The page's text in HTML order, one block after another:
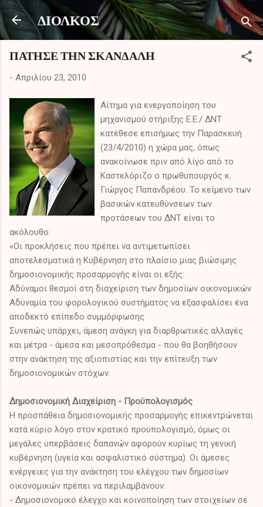
Μετάβαση στο κύριο περιεχόμενο
ΔΙΟΛΚΟΣ
ΠΑΤΗΣΕ ΤΗΝ ΣΚΑΝΔΑΛΗ
- Απριλίου 23, 2010
Αίτημα για ενεργοποίηση του
μηχανισμού στήριξης E.E./ ΔΝΤ
κατέθεσε επισήμως την Παρασκευή
(23/4/2010) η χώρα μας, όπως
ανακοίνωσε πριν από λίγο από το
Καστελόριζο ο πρωθυπουργός κ.
Γιώργος Παπανδρέου. Το κείμενο των
βασικών κατευθύνσεων των
προτάσεων του ΔΝΤ είναι το
ακόλουθο:
«Οι προκλήσεις που πρέπει να αντιμετωπίσει
αποτελεσματικά η Κυβέρνηση στο πλαίσιο μιας βιώσιμης
δημοσιονομικής προσαρμογής είναι οι εξής:
Αδύναμοι θεσμοί στη διαχείριση των δημοσίων οικονομικών
Αδυναμία του φορολογικού συστήματος να εξασφαλίσει ένα
αποδεκτό επίπεδο συμμόρφωσης
Συνεπώς υπάρχει, άμεση ανάγκη για διαρθρωτικές αλλαγές
και μέτρα - άμεσα και μεσοπρόθεσμα - που θα βοηθήσουν
στην ανάκτηση της αξιοπιστίας και την επίτευξη των
δημοσιονομικών στόχων.
Δημοσιονομική Διαχείριση - Προϋπολογισμός
Η προσπάθεια δημοσιονομικής προσαρμογής επικεντρώνεται
κατά κύριο λόγο στον κρατικό προϋπολογισμό, όμως οι
μεγάλες υπερβάσεις δαπανών αφορούν κυρίως τη γενική
κυβέρνηση (υγεία και ασφαλιστικό σύστημα). Οι άμεσες
ενέργειες για την ανάκτηση του ελέγχου των δημοσίων
οικονομικών πρέπει να περιλαμβάνουν:
- Δημοσιονομικό έλεγχο και κοινοποίηση των στοιχείων σε